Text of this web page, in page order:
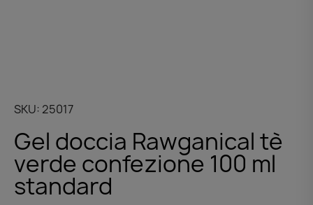
SKU 25017
Gel doccia Rawganical tè
verde confezione 100 ml
standard